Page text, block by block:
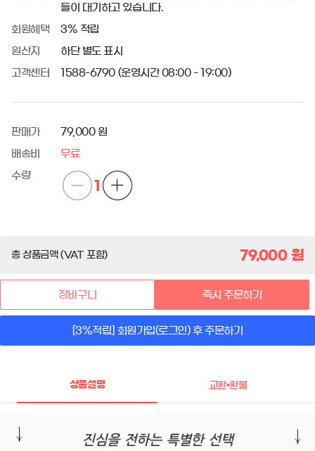
들이 대기하고 있습니다.
회원혜택 3% 적립
원산지 하단 별도 표시
고객센터 1588-6790 (운영시간 08:00 - 19:00)
판매가 79,000 원
배송비 무료
수량
1
총 상품금액 (VAT 포함) 79,000원
장바구니 즉시 주문하기
[3%적립] 회원가입(로그인) 후 주문하기
상품설명 교환•환불